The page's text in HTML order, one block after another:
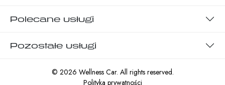
Polecane usługi
Pozostałe usługi
© 2026 Wellness Car. All rights reserved.
Polityka prywatności